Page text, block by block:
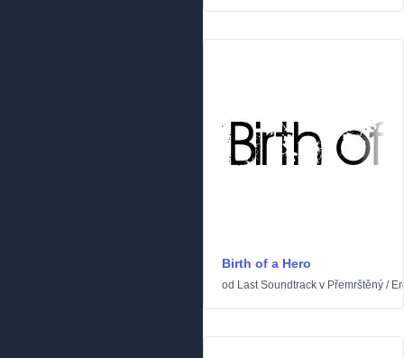
Birth of a Hero
od Last Soundtrack v Přemrštěný /